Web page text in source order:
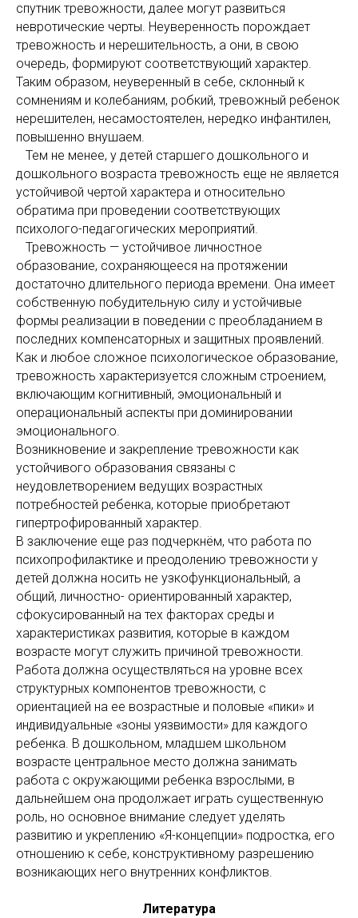
спутник тревожности, далее могут развиться
невротические черты. Неуверенность порождает
тревожность и нерешительность, а они, в свою
очередь, формируют соответствующий характер.
Таким образом, неуверенный в себе, склонный к
сомнениям и колебаниям, робкий, тревожный ребенок
нерешителен, несамостоятелен, нередко инфантилен,
повышенно внушаем.
Тем не менее, у детей старшего дошкольного и
дошкольного возраста тревожность еще не является
устойчивой чертой характера и относительно
обратима при проведении соответствующих
психолого-педагогических мероприятий.
Тревожность — устойчивое личностное
образование, сохраняющееся на протяжении
достаточно длительного периода времени. Она имеет
собственную побудительную силу и устойчивые
формы реализации в поведении с преобладанием в
последних компенсаторных и защитных проявлений.
Как и любое сложное психологическое образование,
тревожность характеризуется сложным строением,
включающим когнитивный, эмоциональный и
операциональный аспекты при доминировании
эмоционального.
Возникновение и закрепление тревожности как
устойчивого образования связаны с
неудовлетворением ведущих возрастных
потребностей ребенка, которые приобретают
гипертрофированный характер.
В заключение еще раз подчеркнём, что работа по
психопрофилактике и преодолению тревожности у
детей должна носить не узкофункциональный, а
общий, личностно- ориентированный характер,
сфокусированный на тех факторах среды и
характеристиках развития, которые в каждом
возрасте могут служить причиной тревожности.
Работа должна осуществляться на уровне всех
структурных компонентов тревожности, с
ориентацией на ее возрастные и половые «пики» и
индивидуальные «зоны уязвимости» для каждого
ребенка. В дошкольном, младшем школьном
возрасте центральное место должна занимать
работа с окружающими ребенка взрослыми, в
дальнейшем она продолжает играть существенную
роль, но основное внимание следует уделять
развитию и укреплению «Я-концепции» подростка, его
отношению к себе, конструктивному разрешению
возникающих него внутренних конфликтов.
Литература